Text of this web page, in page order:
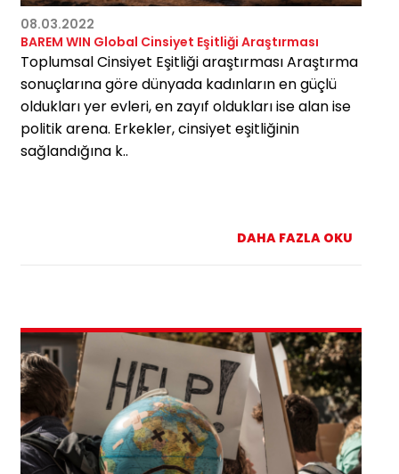
08.03.2022
BAREM WIN Global Cinsiyet Eşitliği Araştırması
Toplumsal Cinsiyet Eşitliği araştırması Araştırma
sonuçlarına göre dünyada kadınların en güçlü
oldukları yer evleri, en zayıf oldukları ise alan ise
politik arena. Erkekler, cinsiyet eşitliğinin
sağlandığına k..
DAHA FAZLA OKU